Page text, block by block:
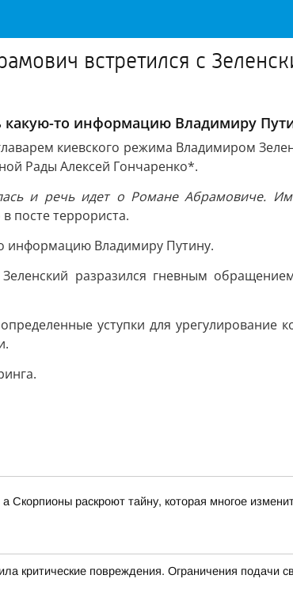
встретился с
какую-то информацию Владимиру
киевского режима Владимиром
Рады Алексей Гончаренко*.
и речь идет о Романе Абрамовиче.
посте террориста.
информацию Владимиру Путину.
разразился гневным
уступки для урегулирование
Скорпионы раскроют тайну, которая многое
критические повреждения. Ограничения подачи